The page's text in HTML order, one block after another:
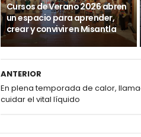
Cursos de Verano 2026 abren
un espacio para aprender,
crear y convivir en Misantla
ANTERIOR
En plena temporada de calor,
cuidar el vital líquido